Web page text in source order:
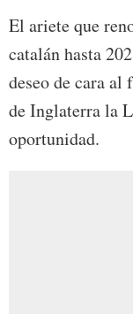
El ariete que
catalán hasta
deseo de cara al
de Inglaterra la
oportunidad.